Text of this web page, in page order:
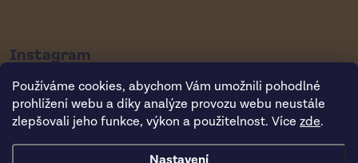
Používáme cookies, abychom Vám umožnili pohodlné
prohlížení webu a díky analýze provozu webu neustále
zlepšovali jeho funkce, výkon a použitelnost. Více zde.
Instagram